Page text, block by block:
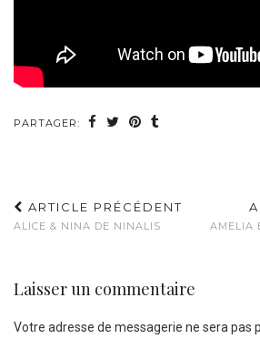
PARTAGER:
ARTICLE PRÉCÉDENT
ALICE & NINA DE NINALIS
AMELIA
Laisser un commentaire
Votre adresse de messagerie ne sera pas